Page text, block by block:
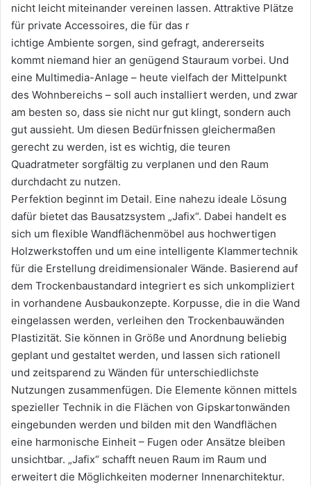
nicht leicht miteinander vereinen lassen. Attraktive Plätze
für private Accessoires, die für das r
ichtige Ambiente sorgen, sind gefragt, andererseits
kommt niemand hier an genügend Stauraum vorbei. Und
eine Multimedia-Anlage – heute vielfach der Mittelpunkt
des Wohnbereichs – soll auch installiert werden, und zwar
am besten so, dass sie nicht nur gut klingt, sondern auch
gut aussieht. Um diesen Bedürfnissen gleichermaßen
gerecht zu werden, ist es wichtig, die teuren
Quadratmeter sorgfältig zu verplanen und den Raum
durchdacht zu nutzen.
Perfektion beginnt im Detail. Eine nahezu ideale Lösung
dafür bietet das Bausatzsystem „Jafix“. Dabei handelt es
sich um flexible Wandflächenmöbel aus hochwertigen
Holzwerkstoffen und um eine intelligente Klammertechnik
für die Erstellung dreidimensionaler Wände. Basierend auf
dem Trockenbaustandard integriert es sich unkompliziert
in vorhandene Ausbaukonzepte. Korpusse, die in die Wand
eingelassen werden, verleihen den Trockenbauwänden
Plastizität. Sie können in Größe und Anordnung beliebig
geplant und gestaltet werden, und lassen sich rationell
und zeitsparend zu Wänden für unterschiedlichste
Nutzungen zusammenfügen. Die Elemente können mittels
spezieller Technik in die Flächen von Gipskartonwänden
eingebunden werden und bilden mit den Wandflächen
eine harmonische Einheit – Fugen oder Ansätze bleiben
unsichtbar. „Jafix“ schafft neuen Raum im Raum und
erweitert die Möglichkeiten moderner Innenarchitektur.